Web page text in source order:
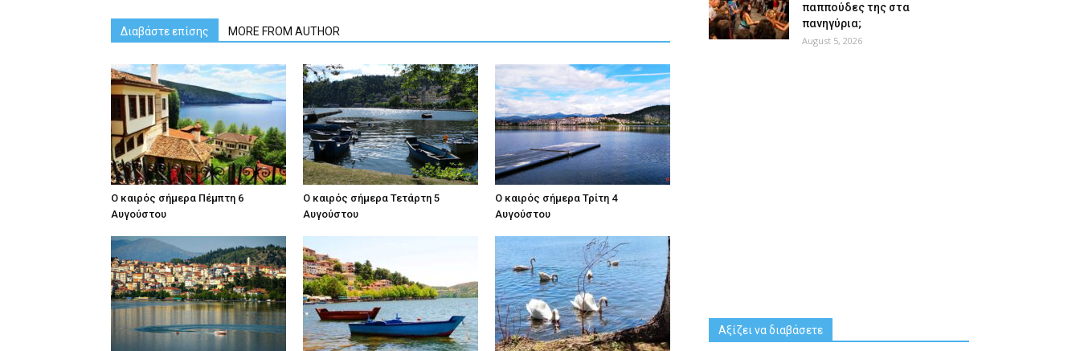
Διαβάστε επίσης MORE FROM AUTHOR
Ο καιρός σήμερα Πέμπτη 6
Αυγούστου
Ο καιρός σήμερα Τετάρτη 5
Αυγούστου
Ο καιρός σήμερα Τρίτη 4
Αυγούστου
παππούδες της στα
πανηγύρια;
August 5, 2026
Αξίζει να διαβάσετε